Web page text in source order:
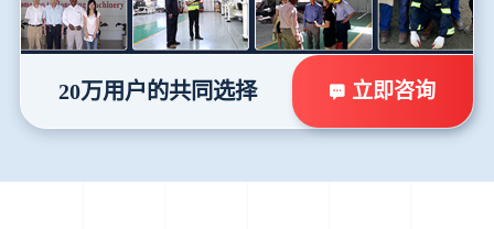
20万用户的共同选择 立即咨询